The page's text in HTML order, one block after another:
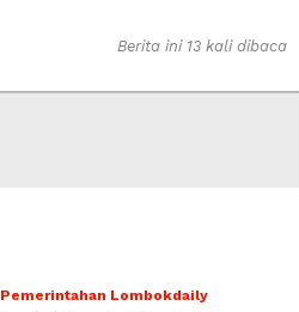
Berita ini 13 kali dibaca
Pemerintahan Lombokdaily